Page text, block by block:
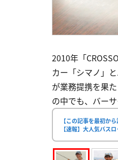
2010年「
カー「シマノ」
が業務提携を果
の中でも、バー
【この記事を最初から
【速報】大人気バス